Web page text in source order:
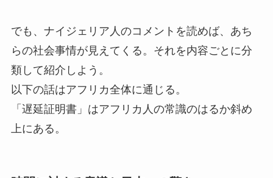
でも、ナイジェリア人のコメントを読めば、あち
らの社会事情が見えてくる。それを内容ごとに分
類して紹介しよう。
以下の話はアフリカ全体に通じる。
「遅延証明書」はアフリカ人の常識のはるか斜め
上にある。